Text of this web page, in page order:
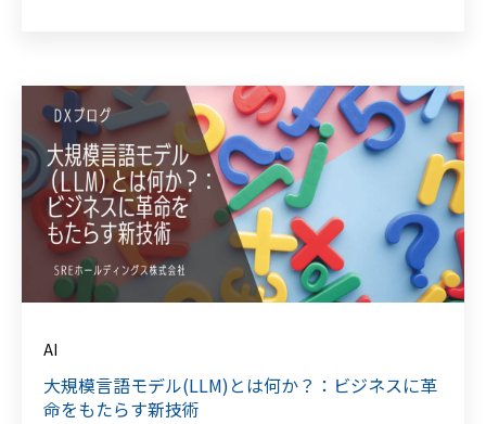
AI
大規模言語モデル(LLM)とは何か？：ビジネスに革
命をもたらす新技術